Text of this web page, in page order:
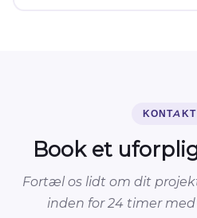
KONTAKT
Book et
Fortæl os lidt om dit
inden for 24 timer